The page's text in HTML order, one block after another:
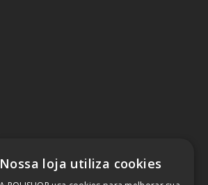
Nossa loja utiliza cookies